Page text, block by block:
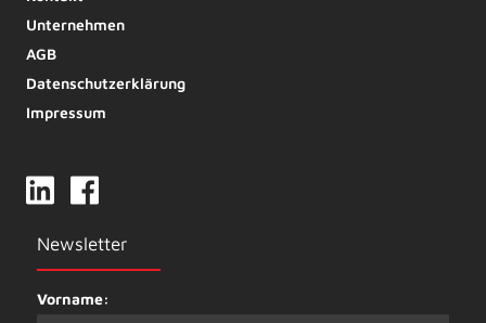
Unternehmen
AGB
Datenschutzerklärung
Impressum
Newsletter
Vorname: